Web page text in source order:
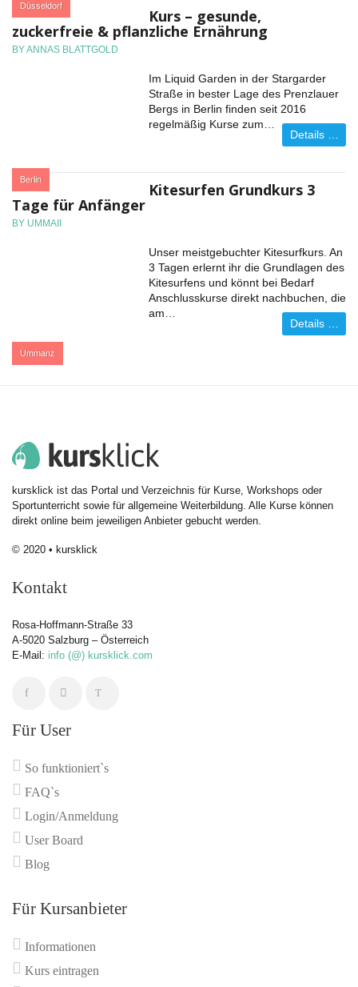
Düsseldorf
Kurs – gesunde,
zuckerfreie & pflanzliche Ernährung
BY ANNAS BLATTGOLD
Berlin
Im Liquid Garden in der Stargarder
Straße in bester Lage des Prenzlauer
Bergs in Berlin finden seit 2016
regelmäßig Kurse zum…
Details …
Kitesurfen Grundkurs 3
Tage für Anfänger
BY UMMAII
Ummanz
Unser meistgebuchter Kitesurfkurs. An
3 Tagen erlernt ihr die Grundlagen des
Kitesurfens und könnt bei Bedarf
Anschlusskurse direkt nachbuchen, die
am…
Details …
kursklick ist das Portal und Verzeichnis für Kurse, Workshops oder
Sportunterricht sowie für allgemeine Weiterbildung. Alle Kurse können
direkt online beim jeweiligen Anbieter gebucht werden.
© 2020 • kursklick
Kontakt
Rosa-Hoffmann-Straße 33
A-5020 Salzburg – Österreich
E-Mail: info (@) kursklick.com
Für User
So funktioniert`s
FAQ`s
Login/Anmeldung
User Board
Blog
Für Kursanbieter
Informationen
Kurs eintragen